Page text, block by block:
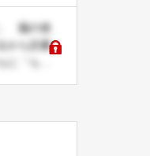
脳の使
から読書